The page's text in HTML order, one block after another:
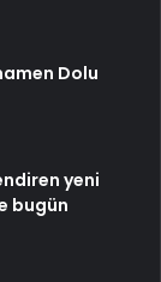
Dolu
yeni
bugün